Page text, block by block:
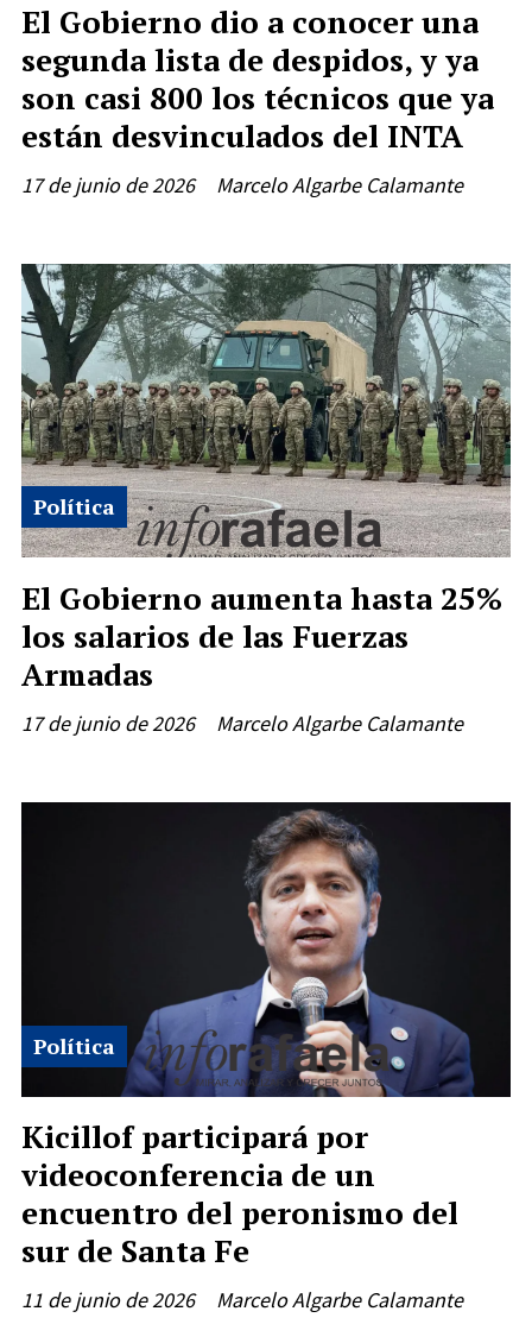
El Gobierno dio a conocer una
segunda lista de despidos, y ya
son casi 800 los técnicos que ya
están desvinculados del INTA
Marcelo Algarbe Calamante
17 de junio de 2026
El Gobierno aumenta hasta 25%
los salarios de las Fuerzas
Armadas
Marcelo Algarbe Calamante
Política
17 de junio de 2026
Kicillof participará por
videoconferencia de un
encuentro del peronismo del
sur de Santa Fe
Marcelo Algarbe Calamante
Política
11 de junio de 2026